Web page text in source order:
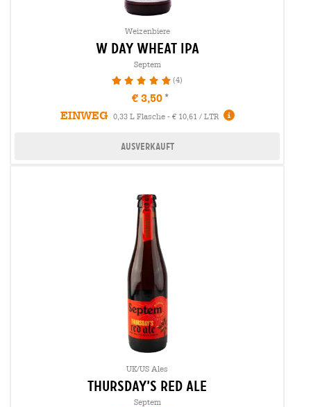
Weizenbiere
w day wheat ipa
Septem
100% (4)
€ 3,50
EINWEG
0,33 L Flasche - € 10,61 / LTR
Ausverkauft
UK/US Ales
thursday’s red ale
Septem